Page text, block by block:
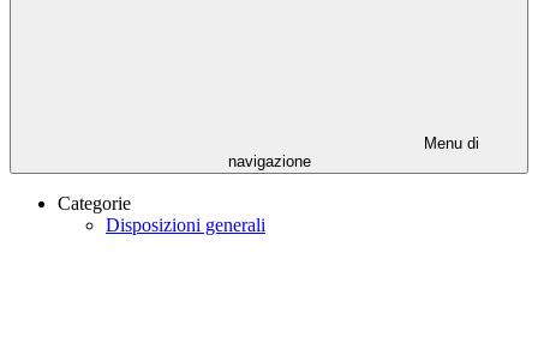
Menu di
navigazione
Categorie
Disposizioni generali